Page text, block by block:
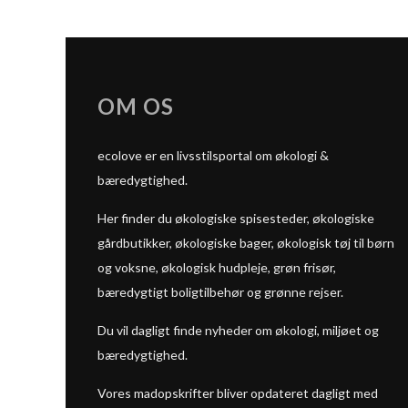
OM OS
ecolove er en livsstilsportal om økologi &
bæredygtighed.
Her finder du økologiske spisesteder, økologiske
gårdbutikker, økologiske bager, økologisk tøj til børn
og voksne, økologisk hudpleje, grøn frisør,
bæredygtigt boligtilbehør og grønne rejser.
Du vil dagligt finde nyheder om økologi, miljøet og
bæredygtighed.
Vores madopskrifter bliver opdateret dagligt med